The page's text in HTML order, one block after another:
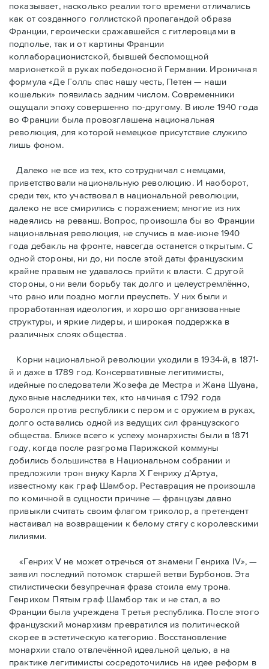
показывает, насколько реалии того времени отличались
как от созданного голлистской пропагандой образа
Франции, героически сражавшейся с гитлеровцами в
подполье, так и от картины Франции
коллаборационистской, бывшей беспомощной
марионеткой в руках победоносной Германии. Ироничная
формула «Де Голль спас нашу честь, Петен — наши
кошельки» появилась задним числом. Современники
ощущали эпоху совершенно по-другому. В июле 1940 года
во Франции была провозглашена национальная
революция, для которой немецкое присутствие служило
лишь фоном.
Далеко не все из тех, кто сотрудничал с немцами,
приветствовали национальную революцию. И наоборот,
среди тех, кто участвовал в национальной революции,
далеко не все смирились с поражением; многие из них
надеялись на реванш. Вопрос, произошла бы во Франции
национальная революция, не случись в мае-июне 1940
года дебакль на фронте, навсегда останется открытым. С
одной стороны, ни до, ни после этой даты французским
крайне правым не удавалось прийти к власти. С другой
стороны, они вели борьбу так долго и целеустремлённо,
что рано или поздно могли преуспеть. У них были и
проработанная идеология, и хорошо организованные
структуры, и яркие лидеры, и широкая поддержка в
различных слоях общества.
Корни национальной революции уходили в 1934-й, в 1871-
й и даже в 1789 год. Консервативные легитимисты,
идейные последователи Жозефа де Местра и Жана Шуана,
духовные наследники тех, кто начиная с 1792 года
боролся против республики с пером и с оружием в руках,
долго оставались одной из ведущих сил французского
общества. Ближе всего к успеху монархисты были в 1871
году, когда после разгрома Парижской коммуны
добились большинства в Национальном собрании и
предложили трон внуку Карла Х Генриху д’Артуа,
известному как граф Шамбор. Реставрация не произошла
по комичной в сущности причине — французы давно
привыкли считать своим флагoм триколор, а претендент
настаивал на возвращении к белому стягу с королевскими
лилиями.
«Генрих V не может отречься от знамени Генриха IV», —
заявил последний потомок старшей ветви Бурбонов. Эта
стилистически безупречная фраза стоила ему трона.
Генрихом Пятым граф Шамбор так и не стал, а во
Франции была учреждена Третья республика. После этого
французский монархизм превратился из политической
скорее в эстетическую категорию. Восстановление
монархии стало отвлечённой идеальной целью, а на
практике легитимисты сосредоточились на идее реформ в